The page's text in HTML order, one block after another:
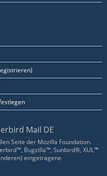
Mail DE
Seite der Mozilla Foundation.
Bugzilla™, Sunbird®, XUL™
eingetragene